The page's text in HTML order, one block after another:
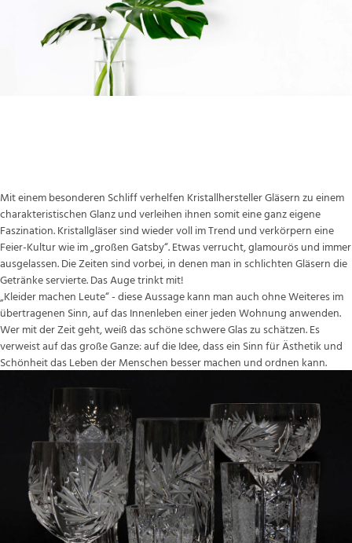
Mit einem besonderen Schliff verhelfen Kristallhersteller Gläsern zu einem
charakteristischen Glanz und verleihen ihnen somit eine ganz eigene
Faszination. Kristallgläser sind wieder voll im Trend und verkörpern eine
Feier-Kultur wie im „großen Gatsby“. Etwas verrucht, glamourös und immer
ausgelassen. Die Zeiten sind vorbei, in denen man in schlichten Gläsern die
Getränke servierte. Das Auge trinkt mit!
„Kleider machen Leute“ - diese Aussage kann man auch ohne Weiteres im
übertragenen Sinn, auf das Innenleben einer jeden Wohnung anwenden.
Wer mit der Zeit geht, weiß das schöne schwere Glas zu schätzen. Es
verweist auf das große Ganze: auf die Idee, dass ein Sinn für Ästhetik und
Schönheit das Leben der Menschen besser machen und ordnen kann.